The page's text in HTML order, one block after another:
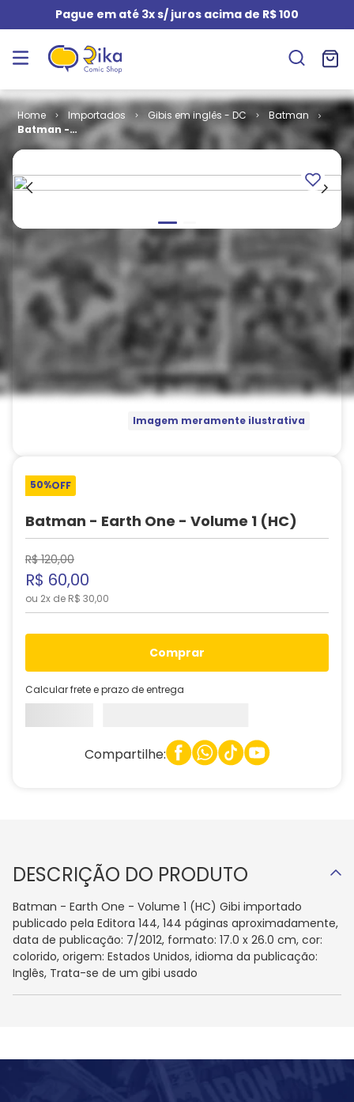
Pague em até 3x s/ juros acima de R$ 100
Importados Gibis em inglês - DC
Batman
Batman -
Earth One -
Imagem meramente ilustrativa
50%OFF
Batman - Earth One - Volume 1 (HC)
R$ 120,00
R$ 60,00
ou 2x de R$ 30,00
comprar
Calcular frete e prazo de entrega
Compartilhe:
DESCRIÇÃO DO PRODUTO
Batman - Earth One - Volume 1 (HC) Gibi importado
publicado pela Editora 144, 144 páginas aproximadamente,
data de publicação: 7/2012, formato: 17.0 x 26.0 cm, cor:
colorido, origem: Estados Unidos, idioma da publicação:
Inglês, Trata-se de um gibi usado